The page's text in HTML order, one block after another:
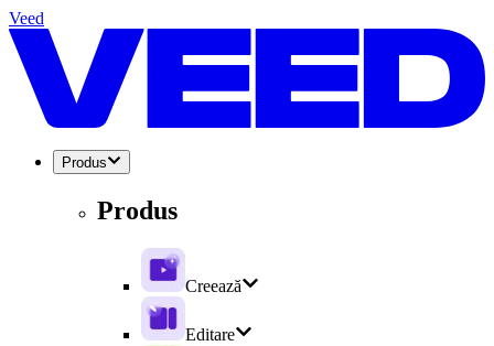
Veed
Produs
Produs
Creează
Editare